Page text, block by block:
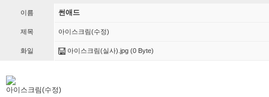
이름 썬애드
제목 아이스크림(수정)
화일 아이스크림(실사).jpg (0 Byte)
아이스크림(수정)